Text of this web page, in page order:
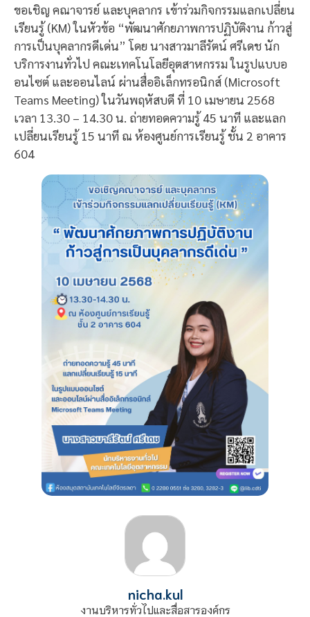
ขอเชิญ คณาจารย์ และบุคลากร เข้าร่วมกิจกรรมแลกเปลี่ยน
เรียนรู้ (KM) ในหัวข้อ “พัฒนาศักยภาพการปฏิบัติงาน ก้าวสู่
การเป็นบุคลากรดีเด่น” โดย นางสาวมาลีรัตน์ ศรีเดช นัก
บริการงานทั่วไป คณะเทคโนโลยีอุตสาหกรรม ในรูปแบบอ
อนไซต์ และออนไลน์ ผ่านสื่ออิเล็กทรอนิกส์ (Microsoft
Teams Meeting) ในวันพฤหัสบดี ที่ 10 เมษายน 2568
เวลา 13.30 – 14.30 น. ถ่ายทอดความรู้ 45 นาที และแลก
เปลี่ยนเรียนรู้ 15 นาที ณ ห้องศูนย์การเรียนรู้ ชั้น 2 อาคาร
604
nicha.kul
งานบริหารทั่วไปและสื่อสารองค์กร